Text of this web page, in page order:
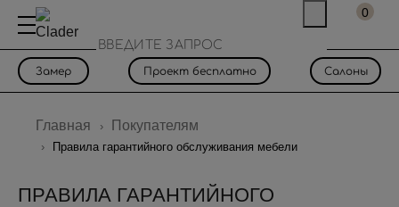
0
Замер Проект бесплатно Салоны
Главная Покупателям
Правила гарантийного обслуживания мебели
ПРАВИЛА ГАРАНТИЙНОГО